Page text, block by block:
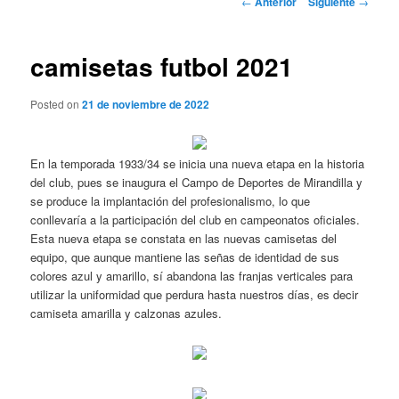
camisetas futbol 2021
Posted on21 de noviembre de 2022
En la temporada 1933/34 se inicia una nueva etapa en la historia
del club, pues se inaugura el Campo de Deportes de Mirandilla y
se produce la implantación del profesionalismo, lo que
conllevaría a la participación del club en campeonatos oficiales.
Esta nueva etapa se constata en las nuevas camisetas del
equipo, que aunque mantiene las señas de identidad de sus
colores azul y amarillo, sí abandona las franjas verticales para
utilizar la uniformidad que perdura hasta nuestros días, es decir
camiseta amarilla y calzonas azules.